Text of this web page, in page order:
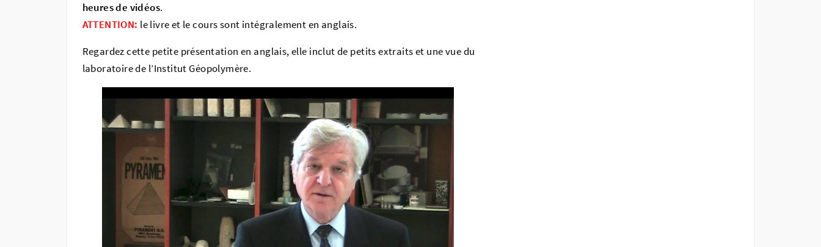
heures de vidéos.
ATTENTION: le livre et le cours sont intégralement en anglais.
Regardez cette petite présentation en anglais, elle inclut de petits extraits et une vue du
laboratoire de l’Institut Géopolymère.